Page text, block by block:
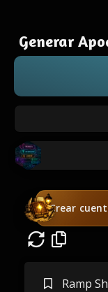
Generar
Crear
Ramp